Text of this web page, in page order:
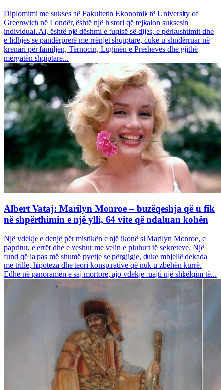
Diplomimi me sukses në Fakultetin Ekonomik të University of
Greenwich në Londër, është një histori që tejkalon suksesin
individual. Ai, është një dëshmi e fuqisë së dijes, e përkushtimit dhe
e lidhjes së pandërprerë me rrënjët shqiptare, duke u shndërruar në
krenari për familjen, Tërnocin, Luginën e Preshevës dhe gjithë
mërgatën shqiptare...
Albert Vataj: Marilyn Monroe – buzëqeshja që u fik
në shpërthimin e një ylli, 64 vite që ndaluan kohën
Një vdekje e denjë për mistikën e një ikonë si Marilyn Monroe, e
papritur, e errët dhe e veshur me velin e pluhurt të sekreteve. Një
fund që la pas më shumë pyetje se përgjigje, duke mbjellë dekada
me trille, hipoteza dhe teori konspirative që nuk u zbehën kurrë.
Edhe në panoramën e saj mortore, ajo vdekje ruajti një shkëlqim të...